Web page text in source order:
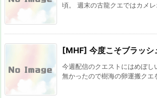
頃。 週末の古龍クエではカメ
[MHF] 今度こそブラッシ
今週配信のクエストにはめぼし
無かったので樹海の卵運搬クエ